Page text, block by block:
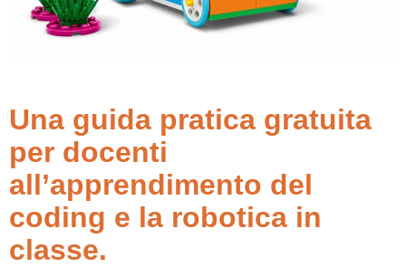
Una guida pratica gratuita
per docenti
all’apprendimento del
coding e la robotica in
classe.